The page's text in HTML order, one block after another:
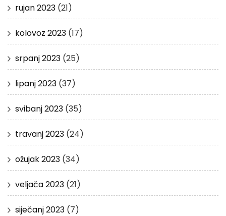
rujan 2023 (21)
kolovoz 2023 (17)
srpanj 2023 (25)
lipanj 2023 (37)
svibanj 2023 (35)
travanj 2023 (24)
ožujak 2023 (34)
veljača 2023 (21)
siječanj 2023 (7)